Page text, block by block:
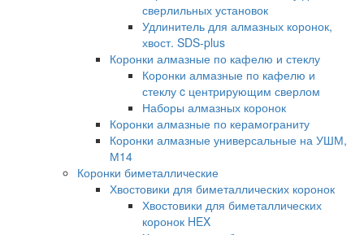
сверлильных установок
Удлинитель для алмазных коронок,
хвост. SDS-plus
Коронки алмазные по кафелю и стеклу
Коронки алмазные по кафелю и
стеклу c центрирующим сверлом
Наборы алмазных коронок
Коронки алмазные по керамограниту
Коронки алмазные универсальные на УШМ,
М14
Коронки биметаллические
Хвостовики для биметаллических коронок
Хвостовики для биметаллических
коронок HEX